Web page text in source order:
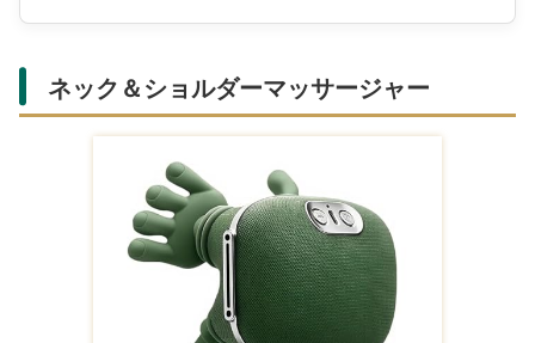
ネック＆ショルダーマッサージャー